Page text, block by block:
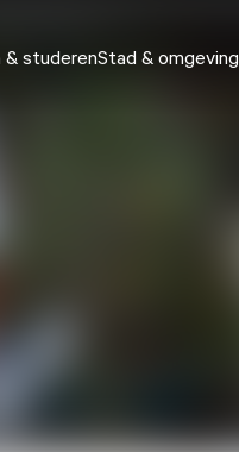
& studerenStad & omgeving